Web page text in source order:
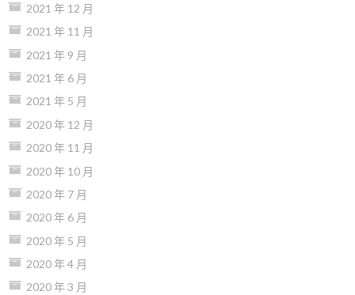
2021 年 12 月
2021 年 11 月
2021 年 9 月
2021 年 6 月
2021 年 5 月
2020 年 12 月
2020 年 11 月
2020 年 10 月
2020 年 7 月
2020 年 6 月
2020 年 5 月
2020 年 4 月
2020 年 3 月